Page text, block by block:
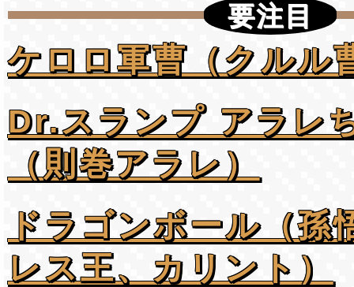
要注目
ケロロ軍曹（クルル
Dr.スランプ アラレ
（則巻アラレ）
ドラゴンボール（孫
レス王、カリント）